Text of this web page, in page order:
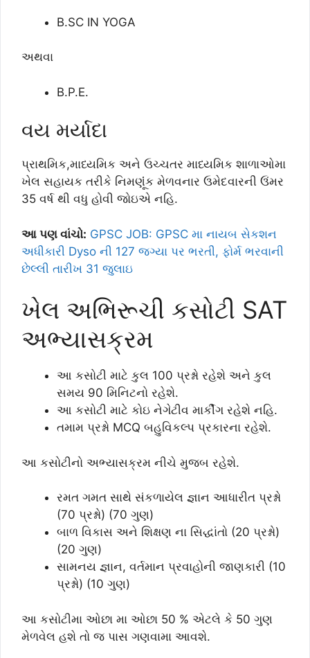
B.SC IN YOGA
અથવા
B.P.E.
વય મર્યાદા
પ્રાથમિક,માધ્યમિક અને ઉચ્ચતર માધ્યમિક શાળાઓમા
ખેલ સહાયક તરીકે નિમણૂંંક મેળવનાર ઉમેદવારની ઉંમર
35 વર્ષ થી વધુ હોવી જોઇએ નહિ.
આ પણ વાંચો: GPSC JOB: GPSC મા નાયબ સેકશન
અધીકારી Dyso ની 127 જગ્યા પર ભરતી, ફોર્મ ભરવાની
છેલ્લી તારીખ 31 જુલાઇ
ખેલ અભિરૂચી કસોટી SAT
અભ્યાસક્રમ
આ કસોટી માટે કુલ 100 પ્રશ્નો રહેશે અને કુલ
સમય 90 મિનિટનો રહેશે.
આ કસોટી માટે કોઇ નેગેટીવ માર્કીંગ રહેશે નહિ.
તમામ પ્રશ્નો MCQ બહુવિકલ્પ પ્રકારના રહેશે.
આ કસોટીનો અભ્યાસક્રમ નીચે મુજબ રહેશે.
રમત ગમત સાથે સંકળાયેલ જ્ઞાન આધારીત પ્રશ્નો
(70 પ્રશ્નો) (70 ગુણ)
બાળ વિકાસ અને શિક્ષણ ના સિદ્ધાંતો (20 પ્રશ્નો)
(20 ગુણ)
સામનય જ્ઞાન, વર્તમાન પ્રવાહોની જાણકારી (10
પ્રશ્નો) (10 ગુણ)
આ કસોટીમા ઓછા મા ઓછા 50 % એટલે કે 50 ગુણ
મેળવેલ હશે તો જ પાસ ગણવામા આવશે.